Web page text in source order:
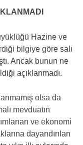
Hazine ve
bilgiye göre salı
Ancak bunun ne
açıklanmadı.
olsa da
mevduatın
ve ekonomi
dayandırılan